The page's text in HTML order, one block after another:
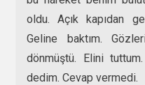
oldu. Açık kapıdan
Geline baktım.
dönmüştü. Elini tuttum.
dedim. Cevap vermedi.